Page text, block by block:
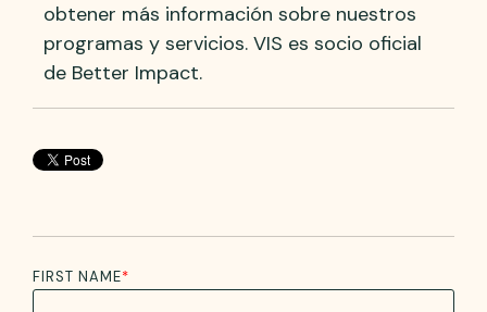
obtener más información sobre nuestros
programas y servicios. VIS es socio oficial
de Better Impact.
FIRST NAME*